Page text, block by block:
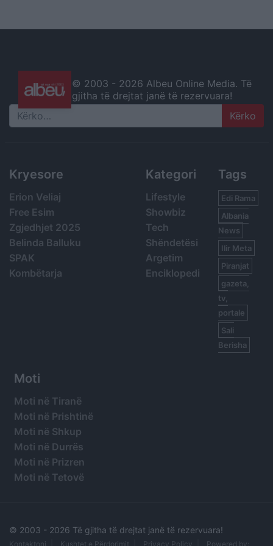
© 2003 - 2026 Albeu Online Media. Të
gjitha të drejtat janë të rezervuara!
Search
Kryesore
Erion Veliaj
Free Esim
Zgjedhjet 2025
Belinda Balluku
SPAK
Kombëtarja
Kategori
Lifestyle
Showbiz
Tech
Shëndetësi
Argetim
Enciklopedi
Tags
Edi Rama
Albania
News
Ilir Meta
Piranjat
gazeta,
tv,
portale
Sali
Berisha
Moti
Moti në Tiranë
Moti në Prishtinë
Moti në Shkup
Moti në Durrës
Moti në Prizren
Moti në Tetovë
© 2003 - 2026 Të gjitha të drejtat janë të rezervuara!
Kontaktoni Kushtet e Përdorimit Privacy Policy Powered by: